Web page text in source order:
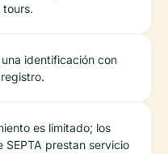
identificación con
es limitado; los
SEPTA prestan servicio